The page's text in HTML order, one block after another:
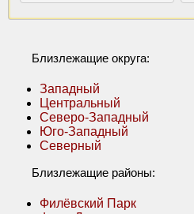
Близлежащие округа:
Западный
Центральный
Северо-Западный
Юго-Западный
Северный
Близлежащие районы:
Филёвский Парк